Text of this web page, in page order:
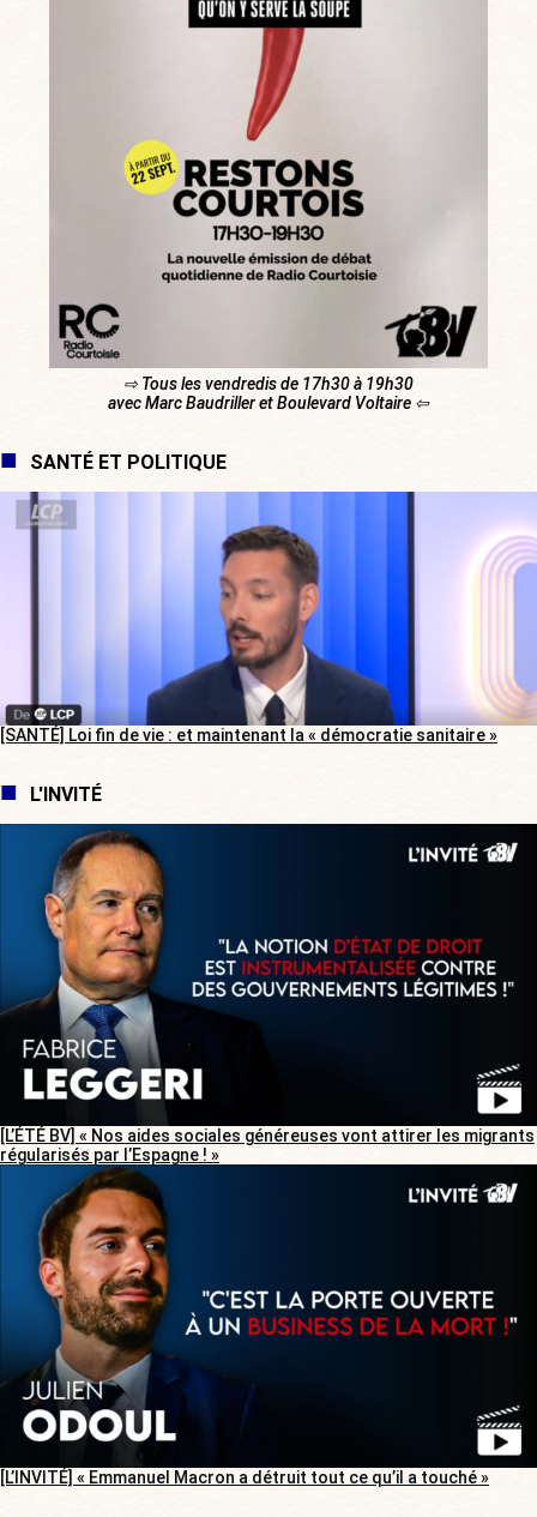
⇨ Tous les vendredis de 17h30 à 19h30
avec Marc Baudriller et Boulevard Voltaire ⇦
SANTÉ ET POLITIQUE
[SANTÉ] Loi fin de vie : et maintenant la « démocratie sanitaire »
L'INVITÉ
[L’ÉTÉ BV] « Nos aides sociales généreuses vont attirer les migrants
régularisés par l’Espagne ! »
[L’INVITÉ] « Emmanuel Macron a détruit tout ce qu’il a touché »